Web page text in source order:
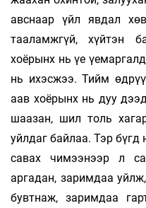
авснаар үйл явдал
тааламжгүй, хүйтэн
хоёрынх нь үе
нь ихэсжээ. Тийм
аав хоёрынх нь дуу
шаазан, шил толь
уйлдаг байлаа. Тэр бүгд
савах чимээнээр л
аргадан, заримдаа
бувтнаж, заримдаа